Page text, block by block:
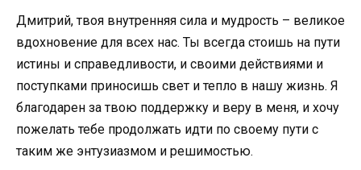
Дмитрий, твоя внутренняя сила и мудрость – великое
вдохновение для всех нас. Ты всегда стоишь на пути
истины и справедливости, и своими действиями и
поступками приносишь свет и тепло в нашу жизнь. Я
благодарен за твою поддержку и веру в меня, и хочу
пожелать тебе продолжать идти по своему пути с
таким же энтузиазмом и решимостью.